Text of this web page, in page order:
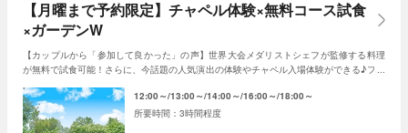
【月曜まで予約限定】チャペル体験×無料コース試食
×ガーデンW
【カップルから「参加して良かった」の声】世界大会メダリストシェフが監修する料理
が無料で試食可能！さらに、今話題の人気演出の体験やチャペル入場体験ができる♪フェ
12:00～ 13:00～ 14:00～ 16:00～ 18:00～
3時間程度